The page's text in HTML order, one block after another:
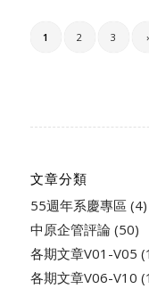
1 2 3 ›
文章分類
55週年系慶專區 (4)
中原企管評論(50)
各期文章V01-V05
各期文章V06-V10